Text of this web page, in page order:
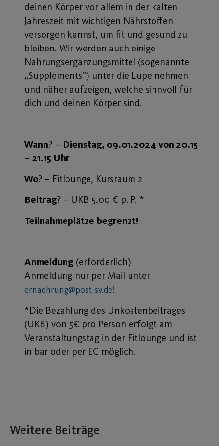
deinen Körper vor allem in der kalten
Jahreszeit mit wichtigen Nährstoffen
versorgen kannst, um fit und gesund zu
bleiben. Wir werden auch einige
Nahrungsergänzungsmittel (sogenannte
„Supplements“) unter die Lupe nehmen
und näher aufzeigen, welche sinnvoll für
dich und deinen Körper sind.
Wann? – Dienstag, 09.01.2024 von 20.15
– 21.15 Uhr
Wo? – Fitlounge, Kursraum 2
Beitrag? – UKB 5,00 € p. P. *
Teilnahmeplätze begrenzt!
Anmeldung (erforderlich)
Anmeldung nur per Mail unter
ernaehrung@post-sv.de!
*Die Bezahlung des Unkostenbeitrages
(UKB) von 5€ pro Person erfolgt am
Veranstaltungstag in der Fitlounge und ist
in bar oder per EC möglich.
Weitere Beiträge